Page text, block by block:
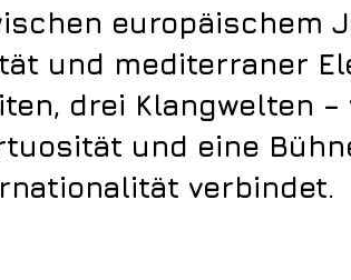
europäischem
und mediterraner
drei Klangwelten –
und eine
verbindet.